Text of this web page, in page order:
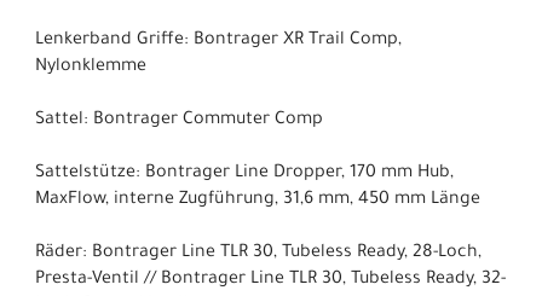
Lenkerband Griffe: Bontrager XR Trail Comp,
Nylonklemme
Sattel: Bontrager Commuter Comp
Sattelstütze: Bontrager Line Dropper, 170 mm Hub,
MaxFlow, interne Zugführung, 31,6 mm, 450 mm Länge
Räder: Bontrager Line TLR 30, Tubeless Ready, 28-Loch,
Presta-Ventil // Bontrager Line TLR 30, Tubeless Ready, 32-